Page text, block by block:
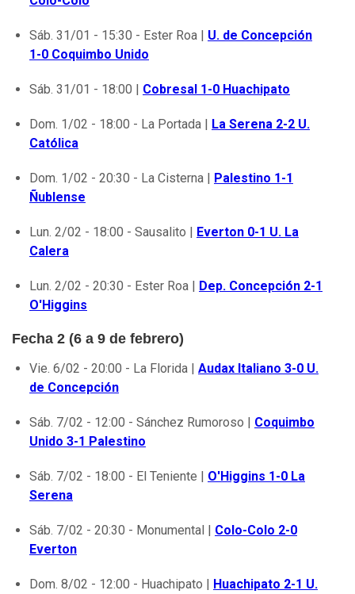
Sáb. 31/01 - 15:30 - Ester Roa | U. de Concepción
1-0 Coquimbo Unido
Sáb. 31/01 - 18:00 | Cobresal 1-0 Huachipato
Dom. 1/02 - 18:00 - La Portada | La Serena 2-2 U.
Católica
Dom. 1/02 - 20:30 - La Cisterna | Palestino 1-1
Ñublense
Lun. 2/02 - 18:00 - Sausalito | Everton 0-1 U. La
Calera
Lun. 2/02 - 20:30 - Ester Roa | Dep. Concepción 2-1
O'Higgins
Fecha 2 (6 a 9 de febrero)
Vie. 6/02 - 20:00 - La Florida | Audax Italiano 3-0 U.
de Concepción
Sáb. 7/02 - 12:00 - Sánchez Rumoroso | Coquimbo
Unido 3-1 Palestino
Sáb. 7/02 - 18:00 - El Teniente | O'Higgins 1-0 La
Serena
Sáb. 7/02 - 20:30 - Monumental | Colo-Colo 2-0
Everton
Dom. 8/02 - 12:00 - Huachipato | Huachipato 2-1 U.